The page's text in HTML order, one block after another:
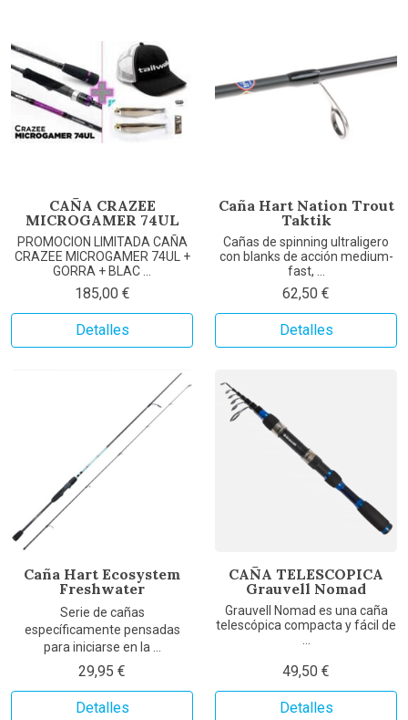
CAÑA CRAZEE
MICROGAMER 74UL
PROMOCION LIMITADA CAÑA
CRAZEE MICROGAMER 74UL +
GORRA + BLAC ...
185,00 €
Detalles
Caña Hart Nation Trout
Taktik
Cañas de spinning ultraligero
con blanks de acción medium-
fast, ...
62,50 €
Detalles
Caña Hart Ecosystem
Freshwater
Serie de cañas
específicamente pensadas
para iniciarse en la ...
29,95 €
Detalles
CAÑA TELESCOPICA
Grauvell Nomad
Grauvell Nomad es una caña
telescópica compacta y fácil de
...
49,50 €
Detalles